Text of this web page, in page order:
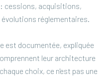
cessions, acquisitions,
réglementaires.
est documentée, expliquée
leur architecture
choix, ce n'est pas une